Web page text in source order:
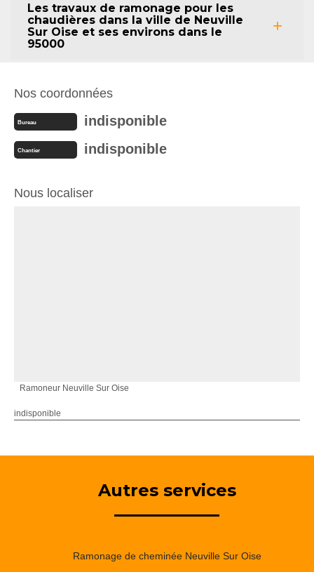
Les travaux de ramonage pour les
chaudières dans la ville de Neuville
Sur Oise et ses environs dans le
95000
Nos coordonnées
Bureau indisponible
Chantier indisponible
Nous localiser
Ramoneur Neuville Sur Oise
indisponible
Autres services
Ramonage de cheminée Neuville Sur Oise